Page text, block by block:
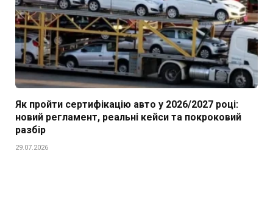
Як пройти сертифікацію авто у 2026/2027 році:
новий регламент, реальні кейси та покроковий
разбір
29.07.2026